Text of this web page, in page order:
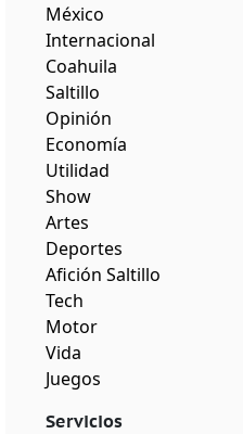
México
Internacional
Coahuila
Saltillo
Opinión
Economía
Utilidad
Show
Artes
Deportes
Afición Saltillo
Tech
Motor
Vida
Juegos
Servicios